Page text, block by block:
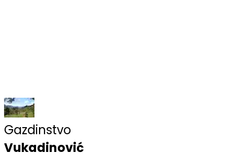
Gazdinstvo
Vukadinović